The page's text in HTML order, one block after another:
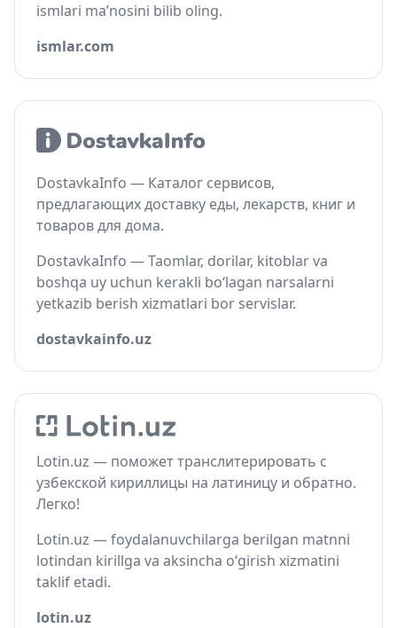
ismlari ma’nosini bilib oling.
ismlar.com
DostavkaInfo — Каталог сервисов,
предлагающих доставку еды, лекарств, книг и
товаров для дома.
DostavkaInfo — Taomlar, dorilar, kitoblar va
boshqa uy uchun kerakli bo‘lagan narsalarni
yetkazib berish xizmatlari bor servislar.
dostavkainfo.uz
Lotin.uz — поможет транслитерировать с
узбекской кириллицы на латиницу и обратно.
Легко!
Lotin.uz — foydalanuvchilarga berilgan matnni
lotindan kirillga va aksincha o‘girish xizmatini
taklif etadi.
lotin.uz